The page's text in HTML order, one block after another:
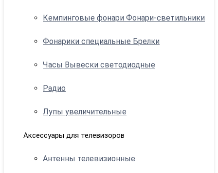
Кемпинговые фонари Фонари-светильники
Фонарики специальные Брелки
Часы Вывески светодиодные
Радио
Лупы увеличительные
Аксессуары для телевизоров
Антенны телевизионные